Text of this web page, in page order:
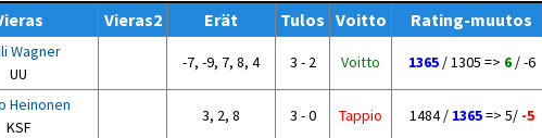
Vieras2 Erät Tulos Voitto Rating-muutos
Wagner
UU
-7, -9, 7, 8, 4 3 - 2 Voitto 1365/ 1305 => 6/ -6
Heinonen
KSF
3, 2, 8 3 - 0 Tappio 1484 / 1365=> 5/ -5